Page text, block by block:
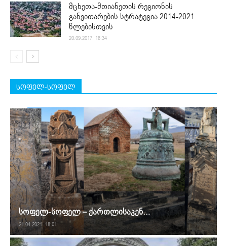
მცხეთა-მთიანეთის რეგიონის
განვითარების სტრატეგია 2014-2021
წლებისთვის
20.09.2017. 18:34
სოფელ-სოფელ
სოფელ-სოფელ – ქართლისაკენ…
21.04.2021. 18:01